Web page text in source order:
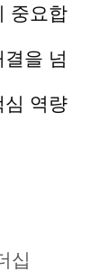
중요합
을 넘
심 역량
십